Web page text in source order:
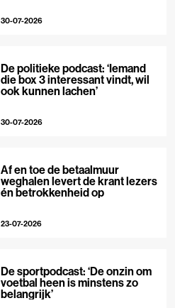
30-07-2026
De politieke podcast: ‘Iemand
die box 3 interessant vindt, wil
ook kunnen lachen’
30-07-2026
Af en toe de betaalmuur
weghalen levert de krant lezers
én betrokkenheid op
23-07-2026
De sportpodcast: ‘De onzin om
voetbal heen is minstens zo
belangrijk’